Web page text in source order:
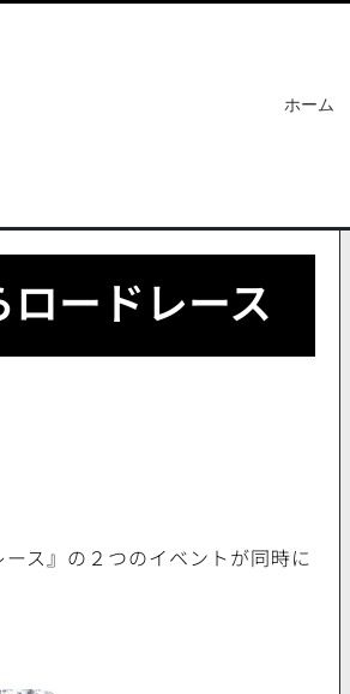
ホーム
ードレース
ス』の２つのイベントが同時に